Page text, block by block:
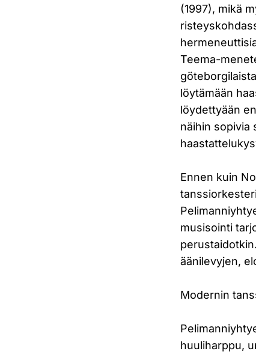
(1997), mikä
Teema-
löytämään
löydettyään
näihin sopivia
Ennen kuin
musisointi
äänilevyjen,
Modernin
huuliharppu,